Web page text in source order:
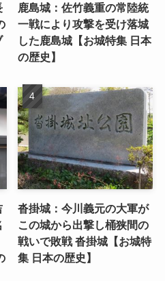
鹿島城：佐竹義重の常陸統
一戦により攻撃を受け落城
した鹿島城【お城特集 日本
の歴史】
沓掛城：今川義元の大軍が
この城から出撃し桶狭間の
戦いで敗戦 沓掛城【お城特
集 日本の歴史】